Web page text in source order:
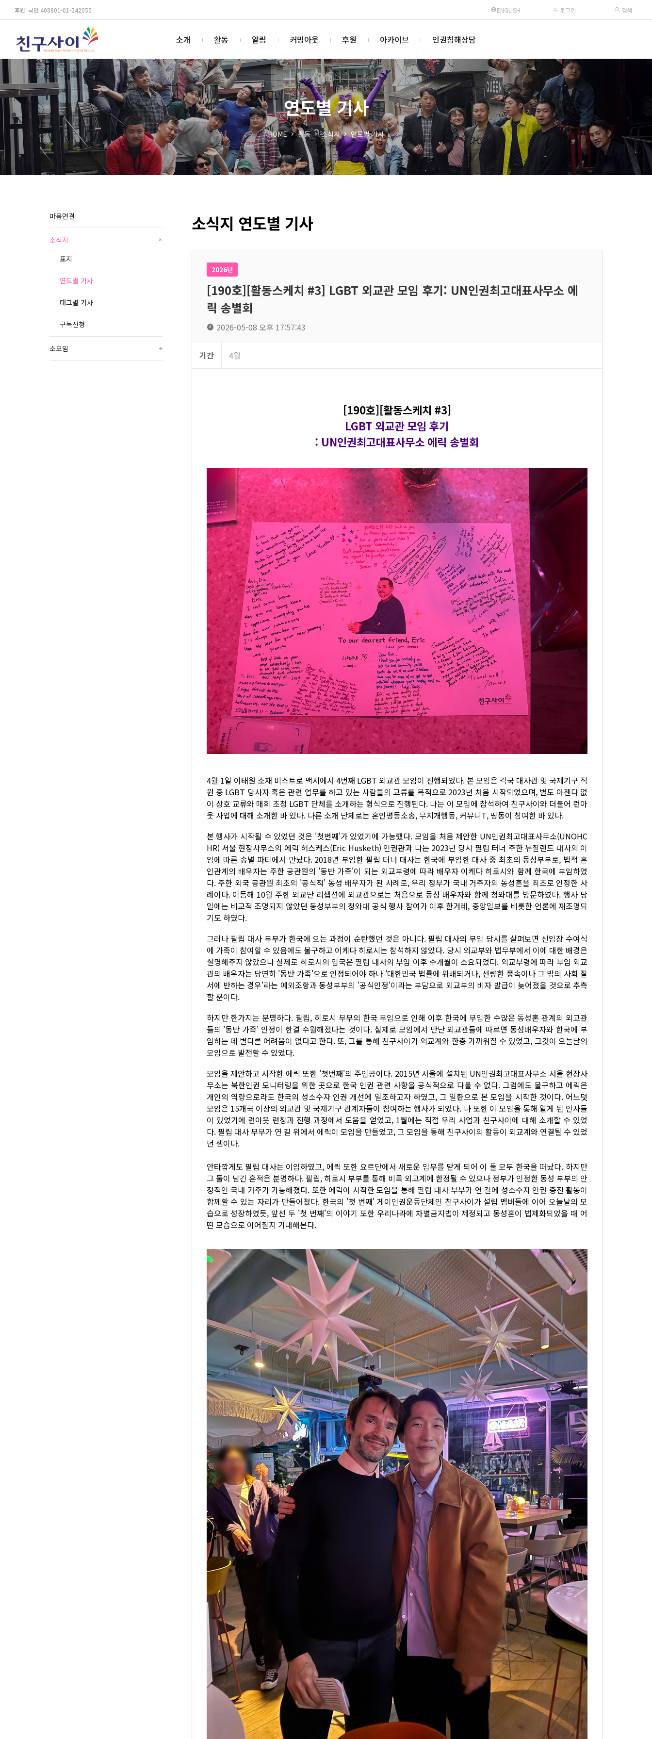
후원: 국민 408801-01-242055 ENGLISH 로그인 검색
소개 활동 알림 커밍아웃 후원 아카이브 인권침해상담
연도별 기사
HOME 활동 소식지 연도별 기사
마음연결
소식지 +
표지
연도별 기사
태그별 기사
구독신청
소모임 +
소식지 연도별 기사
2026년
[190호][활동스케치 #3] LGBT 외교관 모임 후기: UN인권최고대표사무소 에
릭 송별회
2026-05-08 오후 17:57:43
기간 4월
[190호][활동스케치 #3]
LGBT 외교관 모임 후기
: UN인권최고대표사무소 에릭 송별회
4월 1일 이태원 소재 비스트로 맥시에서 4번째 LGBT 외교관 모임이 진행되었다. 본 모임은 각국 대사관 및 국제기구 직
원 중 LGBT 당사자 혹은 관련 업무를 하고 있는 사람들의 교류를 목적으로 2023년 처음 시작되었으며, 별도 아젠다 없
이 상호 교류와 매회 초청 LGBT 단체를 소개하는 형식으로 진행된다. 나는 이 모임에 참석하여 친구사이와 더불어 런아
웃 사업에 대해 소개한 바 있다. 다른 소개 단체로는 혼인평등소송, 무지개행동, 커뮤니T, 띵동이 참여한 바 있다.
본 행사가 시작될 수 있었던 것은 '첫번째'가 있었기에 가능했다. 모임을 처음 제안한 UN인권최고대표사무소(UNOHC
HR) 서울 현장사무소의 에릭 허스케스(Eric Husketh) 인권관과 나는 2023년 당시 필립 터너 주한 뉴질랜드 대사의 이
임에 따른 송별 파티에서 만났다. 2018년 부임한 필립 터너 대사는 한국에 부임한 대사 중 최초의 동성부부로, 법적 혼
인관계의 배우자는 주한 공관원의 '동반 가족'이 되는 외교부령에 따라 배우자 이케다 히로시와 함께 한국에 부임하였
다. 주한 외국 공관원 최초의 '공식적' 동성 배우자가 된 사례로, 우리 정부가 국내 거주자의 동성혼을 최초로 인정한 사
례이다. 이듬해 10월 주한 외교단 리셉션에 외교관으로는 처음으로 동성 배우자와 함께 청와대를 방문하였다. 행사 당
일에는 비교적 조명되지 않았던 동성부부의 청와대 공식 행사 참여가 이후 한겨레, 중앙일보를 비롯한 언론에 재조명되
기도 하였다.
그러나 필립 대사 부부가 한국에 오는 과정이 순탄했던 것은 아니다. 필립 대사의 부임 당시를 살펴보면 신임장 수여식
에 가족이 참여할 수 있음에도 불구하고 이케다 히로시는 참석하지 않았다. 당시 외교부와 법무부에서 이에 대한 배경은
설명해주지 않았으나 실제로 히로시의 입국은 필립 대사의 부임 이후 수개월이 소요되었다. 외교부령에 따라 부임 외교
관의 배우자는 당연히 '동반 가족'으로 인정되어야 하나 '대한민국 법률에 위배되거나, 선량한 풍속이나 그 밖의 사회 질
서에 반하는 경우'라는 예외조항과 동성부부의 '공식인정'이라는 부담으로 외교부의 비자 발급이 늦어졌을 것으로 추측
할 뿐이다.
하지만 한가지는 분명하다. 필립, 히로시 부부의 한국 부임으로 인해 이후 한국에 부임한 수많은 동성혼 관계의 외교관
들의 '동반 가족' 인정이 한결 수월해졌다는 것이다. 실제로 모임에서 만난 외교관들에 따르면 동성배우자와 한국에 부
임하는 데 별다른 어려움이 없다고 한다. 또, 그를 통해 친구사이가 외교계와 한층 가까워질 수 있었고, 그것이 오늘날의
모임으로 발전할 수 있었다.
모임을 제안하고 시작한 에릭 또한 '첫번째'의 주인공이다. 2015년 서울에 설치된 UN인권최고대표사무소 서울 현장사
무소는 북한인권 모니터링을 위한 곳으로 한국 인권 관련 사항을 공식적으로 다룰 수 없다. 그럼에도 불구하고 에릭은
개인의 역량으로라도 한국의 성소수자 인권 개선에 일조하고자 하였고, 그 일환으로 본 모임을 시작한 것이다. 어느덧
모임은 15개국 이상의 외교관 및 국제기구 관계자들이 참여하는 행사가 되었다. 나 또한 이 모임을 통해 알게 된 인사들
이 있었기에 런아웃 런칭과 진행 과정에서 도움을 얻었고, 1월에는 직접 우리 사업과 친구사이에 대해 소개할 수 있었
다. 필립 대사 부부가 연 길 위에서 에릭이 모임을 만들었고, 그 모임을 통해 친구사이의 활동이 외교계와 연결될 수 있었
던 셈이다.
안타깝게도 필립 대사는 이임하였고, 에릭 또한 요르단에서 새로운 임무를 맡게 되어 이 둘 모두 한국을 떠났다. 하지만
그 둘이 남긴 흔적은 분명하다. 필립, 히로시 부부를 통해 비록 외교계에 한정될 수 있으나 정부가 인정한 동성 부부의 안
정적인 국내 거주가 가능해졌다. 또한 에릭이 시작한 모임을 통해 필립 대사 부부가 연 길에 성소수자 인권 증진 활동이
함께할 수 있는 자리가 만들어졌다. 한국의 '첫 번째' 게이인권운동단체인 친구사이가 설립 멤버들에 이어 오늘날의 모
습으로 성장하였듯, 앞선 두 '첫 번째'의 이야기 또한 우리나라에 차별금지법이 제정되고 동성혼이 법제화되었을 때 어
떤 모습으로 이어질지 기대해본다.